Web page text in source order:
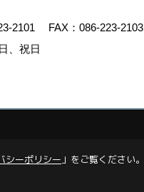
2101
FAX：086-223-2103
、祝日
シーポリシー 」をご覧ください。